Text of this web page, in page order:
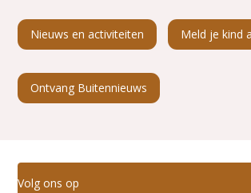
Nieuws en activiteiten Meld je kind
Ontvang Buitennieuws
Volg ons op